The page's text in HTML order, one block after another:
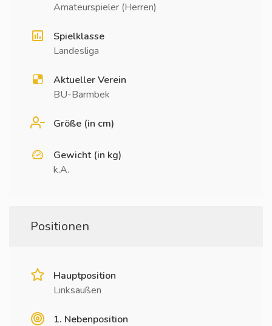
Amateurspieler (Herren)
Spielklasse
Landesliga
Aktueller Verein
BU-Barmbek
Größe (in cm)
Gewicht (in kg)
k.A.
Positionen
Hauptposition
Linksaußen
1. Nebenposition